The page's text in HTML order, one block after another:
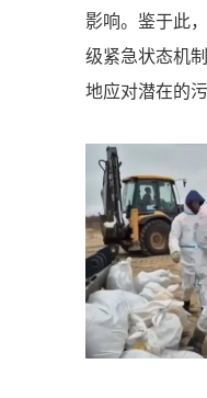
影响。鉴于此
级紧急状态机
地应对潜在的污